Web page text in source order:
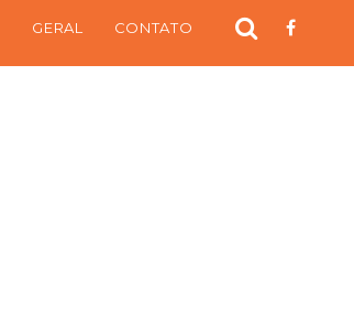
GERAL CONTATO